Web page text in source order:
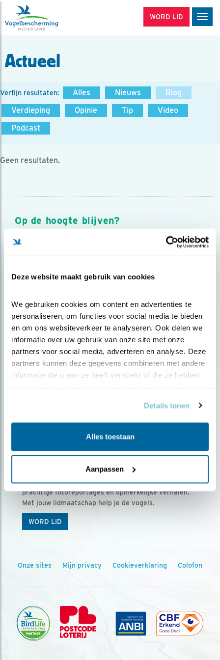
Deze website maakt gebruik van cookies
We gebruiken cookies om content en advertenties te
personaliseren, om functies voor social media te bieden
en om ons websiteverkeer te analyseren. Ook delen we
informatie over uw gebruik van onze site met onze
partners voor social media, adverteren en analyse. Deze
partners kunnen deze gegevens combineren met andere
informatie die u aan ze heeft verstrekt of die ze hebben
Details tonen
Alles toestaan
Aanpassen
WORD LID
Actueel
Verfijn resultaten: Alles Nieuws
Blog
Verdieping
Opinie Tip
Video
Podcast
Geen resultaten.
Op de hoogte blijven?
Meld je aan en ontvang nieuws, inspiratie, acties en tips
over vogels en activiteiten van Vogelbescherming.
Ontvang 5 x Vogels voor € 36,00 per jaar
Vogels is het tijdschrift voor onze leden, met
prachtige fotoreportages en opmerkelijke verhalen.
Met jouw lidmaatschap help je de vogels.
WORD LID
Onze sites Mijn privacy Cookieverklaring Colofon